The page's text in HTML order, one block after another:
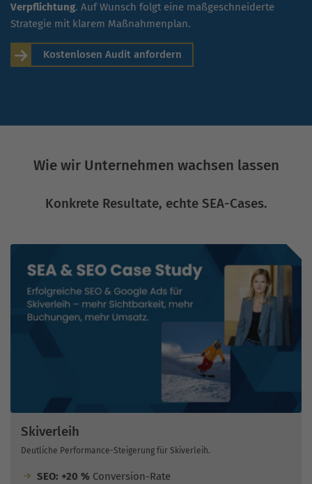
Verpflichtung. Auf Wunsch folgt eine maßgeschneiderte
Strategie mit klarem Maßnahmenplan.
Kostenlosen Audit anfordern
Wie wir Unternehmen wachsen lassen
Konkrete Resultate, echte SEA-Cases.
Skiverleih
Deutliche Performance-Steigerung für Skiverleih.
SEO: +20 % Conversion-Rate